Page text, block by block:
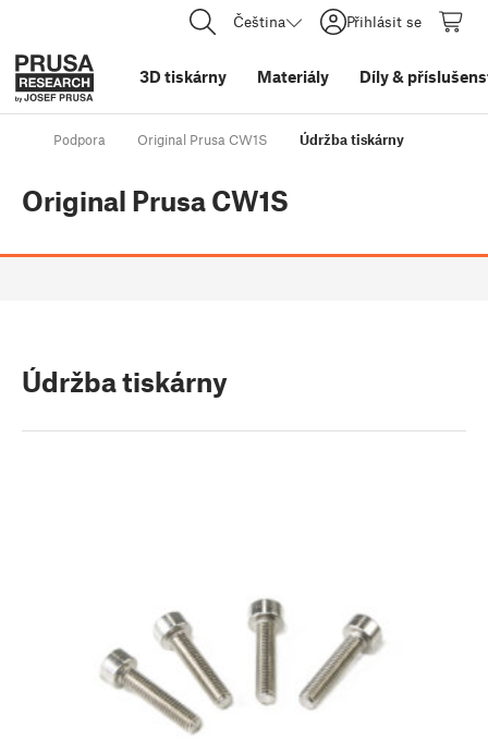
Čeština Přihlásit se
3D tiskárny Materiály Díly&
Podpora Original Prusa CW1S Údržba tiskárny
Original Prusa CW1S
Údržba tiskárny